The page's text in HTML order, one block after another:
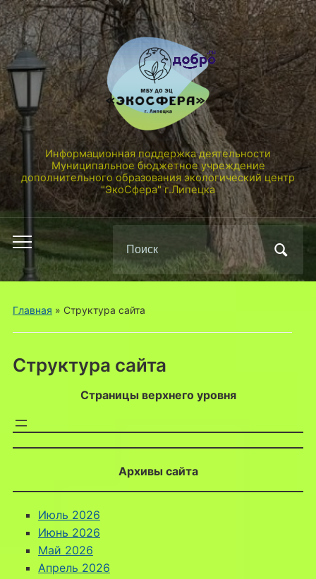
Информационная поддержка деятельности
Муниципальное бюджетное учреждение
дополнительного образования экологический центр
"ЭкоСфера" г.Липецка
Переключить
мобильное
меню
по:
Главная » Структура сайта
Структура сайта
Страницы верхнего уровня
Архивы сайта
Июль 2026
Июнь 2026
Май 2026
Апрель 2026